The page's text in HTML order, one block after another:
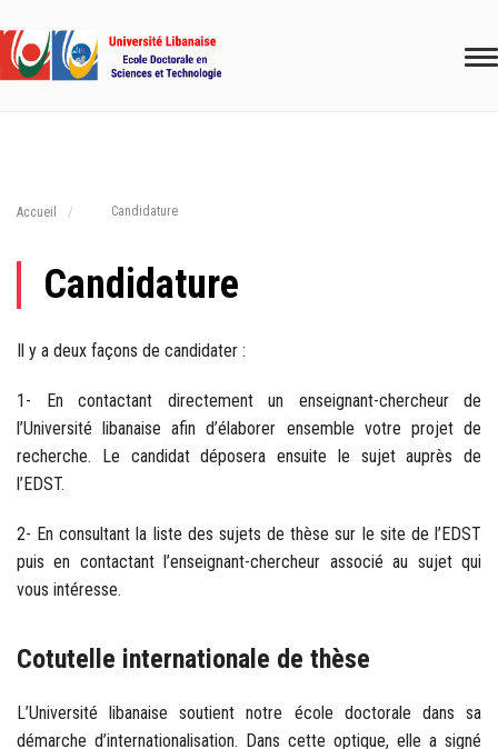
Accueil Candidature
Candidature
Il y a deux façons de candidater :
1- En contactant directement un enseignant-chercheur de
l’Université libanaise afin d’élaborer ensemble votre projet de
recherche. Le candidat déposera ensuite le sujet auprès de
l’EDST.
2- En consultant la liste des sujets de thèse sur le site de l’EDST
puis en contactant l’enseignant-chercheur associé au sujet qui
vous intéresse.
Cotutelle internationale de thèse
L’Université libanaise soutient notre école doctorale dans sa
démarche d’internationalisation. Dans cette optique, elle a signé